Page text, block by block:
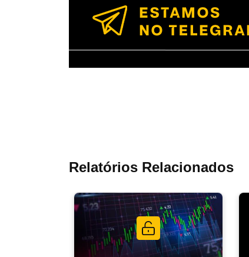
Relatórios Relacionados